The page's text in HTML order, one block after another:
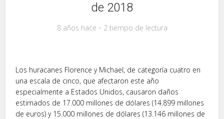
de 2018
8 años hace 2 tiempo de lectura
Los huracanes Florence y Michael, de categoría cuatro en
una escala de cinco, que afectaron este año
especialmente a Estados Unidos, causaron daños
estimados de 17.000 millones de dólares (14.899 millones
de euros) y 15.000 millones de dólares (13.146 millones de